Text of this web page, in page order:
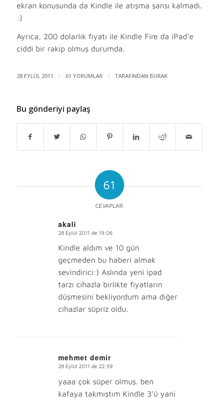
ekran konusunda da Kindle ile atışma şansı kalmadı.
:)
Ayrıca, 200 dolarlık fiyatı ile Kindle Fire da iPad’e
ciddi bir rakip olmuş durumda.
28 EYLÜL 2011 / 61 YORUMLAR / TARAFINDAN BURAK
Bu gönderiyi paylaş
61
CEVAPLAR
akali
says:
28 Eylül 2011 de 19:06
Kindle aldım ve 10 gün
geçmeden bu haberi almak
sevindirici:) Aslında yeni ipad
tarzı cihazla birlikte fiyatların
düşmesini bekliyordum ama diğer
cihazlar süpriz oldu.
mehmet demir
says:
28 Eylül 2011 de 22:59
yaaa çok süper olmuş. ben
kafaya takmıştım Kindle 3’ü yani